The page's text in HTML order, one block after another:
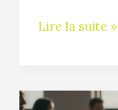
Lire la suite »
Cocktail